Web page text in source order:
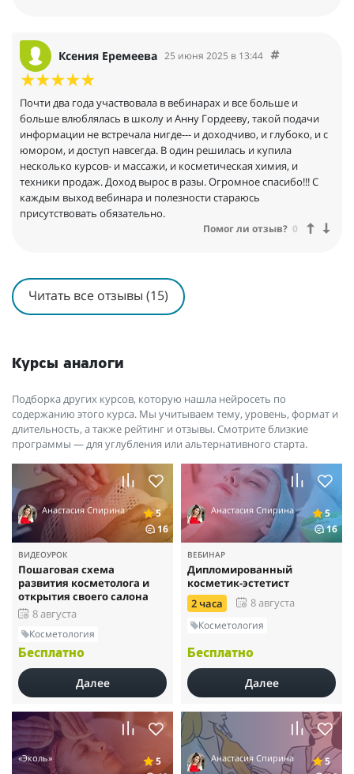
Ксения Еремеева 25 июня 2025 в 13:44
Почти два года участвовала в вебинарах и все больше и
больше влюблялась в школу и Анну Гордееву, такой подачи
информации не встречала нигде--- и доходчиво, и глубоко, и с
юмором, и доступ навсегда. В один решилась и купила
несколько курсов- и массажи, и косметическая химия, и
техники продаж. Доход вырос в разы. Огромное спасибо!!! С
каждым выход вебинара и полезности стараюсь
присутствовать обязательно.
Помог ли отзыв? 0
Читать все отзывы (15)
Курсы аналоги
Подборка других курсов, которую нашла нейросеть по
содержанию этого курса. Мы учитываем тему, уровень, формат и
длительность, а также рейтинг и отзывы. Смотрите близкие
программы — для углубления или альтернативного старта.
Анастасия Спирина
5
16
ВИДЕОУРОК
Пошаговая схема
развития косметолога и
открытия своего салона
8 августа
Косметология
Бесплатно
Далее
Анастасия Спирина
5
16
ВЕБИНАР
Дипломированный
косметик-эстетист
2 часа
8 августа
Косметология
Бесплатно
Далее
«Эколь»
5
Анастасия Спирина
5